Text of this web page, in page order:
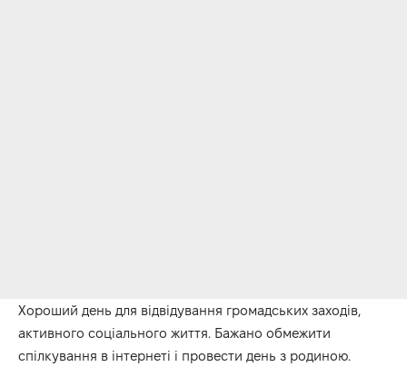
Хороший день для відвідування громадських заходів,
активного соціального життя. Бажано обмежити
спілкування в інтернеті і провести день з родиною.